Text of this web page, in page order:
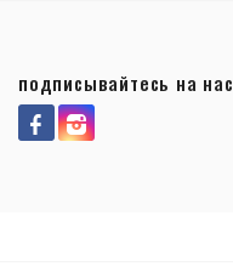
подписывайтесь на нас